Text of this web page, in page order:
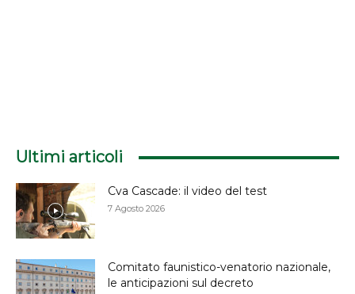
Ultimi articoli
Cva Cascade: il video del test
7 Agosto 2026
Comitato faunistico-venatorio nazionale,
le anticipazioni sul decreto